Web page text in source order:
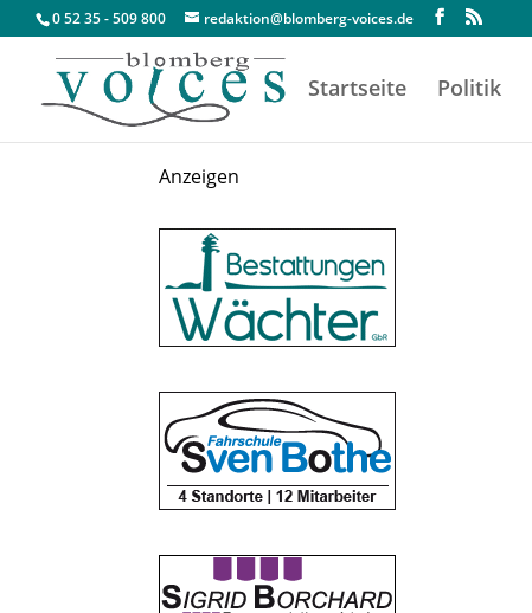
0 52 35 - 509 800 redaktion@blomberg-voices.de
Startseite Politik
Anzeigen